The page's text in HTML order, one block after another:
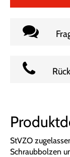
StVZO
Schraubbolzen